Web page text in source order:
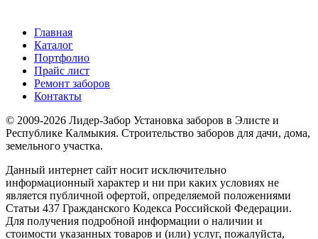
Главная
Каталог
Портфолио
Прайс лист
Ремонт заборов
Контакты
© 2009-2026 Лидер-Забор Установка заборов в Элисте и
Республике Калмыкия. Строительство заборов для дачи, дома,
земельного участка.
Данный интернет сайт носит исключительно
информационный характер и ни при каких условиях не
является публичной офертой, определяемой положениями
Статьи 437 Гражданского Кодекса Российской Федерации.
Для получения подробной информации о наличии и
стоимости указанных товаров и (или) услуг, пожалуйста,